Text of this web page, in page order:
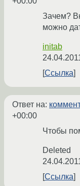
Зачем?
можно
initab
Ссылка
Ответ на:
+00:00
Чтобы
Deleted
Ссылка